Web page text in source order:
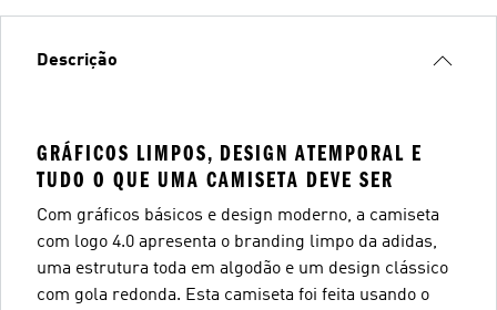
Descrição
GRÁFICOS LIMPOS, DESIGN ATEMPORAL E
TUDO O QUE UMA CAMISETA DEVE SER
Com gráficos básicos e design moderno, a camiseta
com logo 4.0 apresenta o branding limpo da adidas,
uma estrutura toda em algodão e um design clássico
com gola redonda. Esta camiseta foi feita usando o